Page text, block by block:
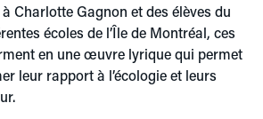
Charlotte Gagnon et des élèves du
écoles de l’Île de Montréal, ces
en une œuvre lyrique qui permet
leur rapport à l’écologie et leurs